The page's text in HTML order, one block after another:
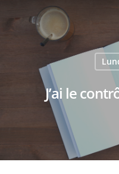
J’ai le